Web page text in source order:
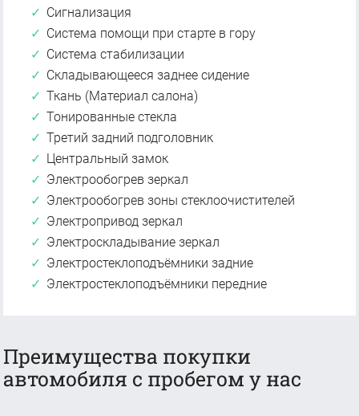
Сигнализация
Система помощи при старте в гору
Система стабилизации
Складывающееся заднее сидение
Ткань (Материал салона)
Тонированные стекла
Третий задний подголовник
Центральный замок
Электрообогрев зеркал
Электрообогрев зоны стеклоочистителей
Электропривод зеркал
Электроскладывание зеркал
Электростеклоподъёмники задние
Электростеклоподъёмники передние
Преимущества покупки
автомобиля с пробегом у нас